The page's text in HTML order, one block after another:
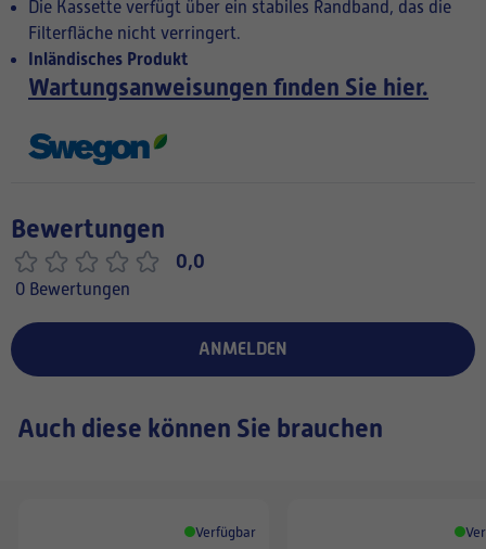
Die Kassette verfügt über ein stabiles Randband, das die
Filterfläche nicht verringert.
Inländisches Produkt
Wartungsanweisungen finden Sie hier.
Bewertungen
0,0
0 Bewertungen
ANMELDEN
Auch diese können Sie brauchen
Verfügbar